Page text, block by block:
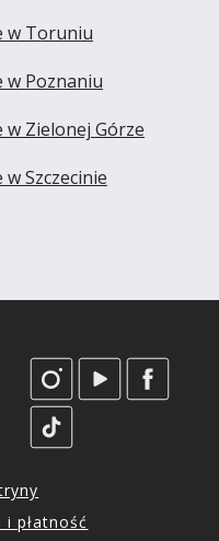
w Toruniu
w Poznaniu
Zielonej Górze
Szczecinie
płatność